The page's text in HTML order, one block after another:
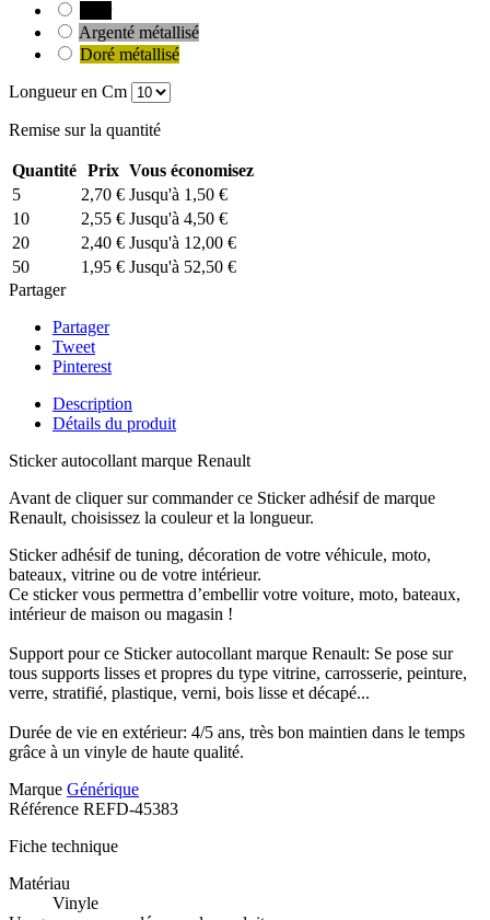
Argenté métallisé
Doré métallisé
Longueur en Cm
Remise sur la quantité
Quantité Prix Vous économisez
5
2,70 € Jusqu'à 1,50 €
10
2,55 € Jusqu'à 4,50 €
20
2,40 € Jusqu'à 12,00 €
50
1,95 € Jusqu'à 52,50 €
Partager
Partager
Tweet
Pinterest
Description
Détails du produit
Sticker autocollant marque Renault
Avant de cliquer sur commander ce Sticker adhésif de marque
Renault, choisissez la couleur et la longueur.
Sticker adhésif de tuning, décoration de votre véhicule, moto,
bateaux, vitrine ou de votre intérieur.
Ce sticker vous permettra d’embellir votre voiture, moto, bateaux,
intérieur de maison ou magasin !
Support pour ce Sticker autocollant marque Renault: Se pose sur
tous supports lisses et propres du type vitrine, carrosserie, peinture,
verre, stratifié, plastique, verni, bois lisse et décapé...
Durée de vie en extérieur: 4/5 ans, très bon maintien dans le temps
grâce à un vinyle de haute qualité.
Marque Générique
Référence REFD-45383
Fiche technique
Matériau
Vinyle